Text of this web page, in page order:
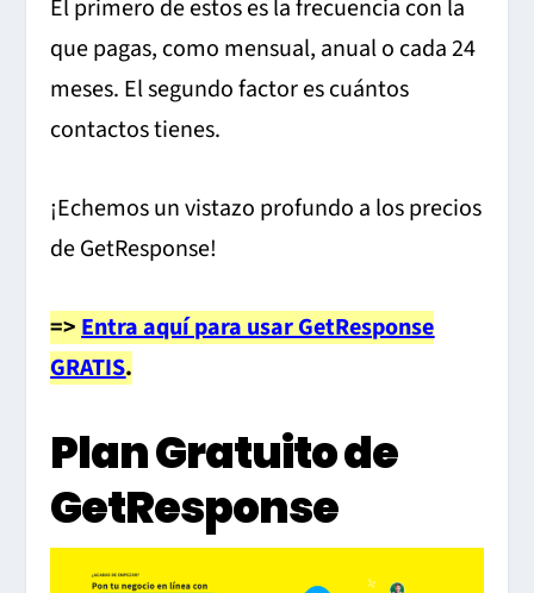
El primero de estos es la frecuencia con la
que pagas, como mensual, anual o cada 24
meses. El segundo factor es cuántos
contactos tienes.
¡Echemos un vistazo profundo a los precios
de GetResponse!
=>Entra aquí para usar GetResponse
GRATIS.
Plan Gratuito de
GetResponse